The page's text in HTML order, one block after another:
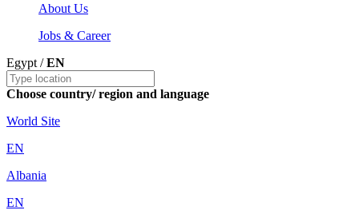
About Us
Jobs & Career
Egypt /EN
Choose country/ region and language
World Site
EN
Albania
EN